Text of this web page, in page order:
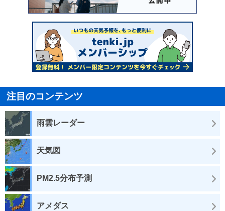
注目のコンテンツ
雨雲レーダー
天気図
PM2.5分布予測
アメダス